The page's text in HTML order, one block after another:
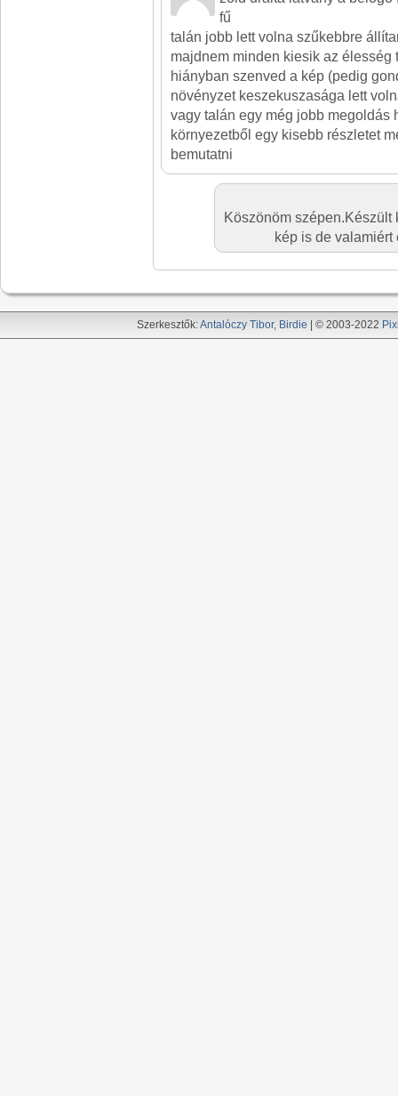
fű
talán jobb lett volna szűkebbre
majdnem minden kiesik az élesség
hiányban szenved a kép (pedig
növényzet keszekuszasága lett
vagy talán egy még jobb megoldás
környezetből egy kisebb részletet
bemutatni
Köszönöm
kép is de valamiért
Szerkesztők:Antalóczy Tibor, Birdie | © 2003-2022